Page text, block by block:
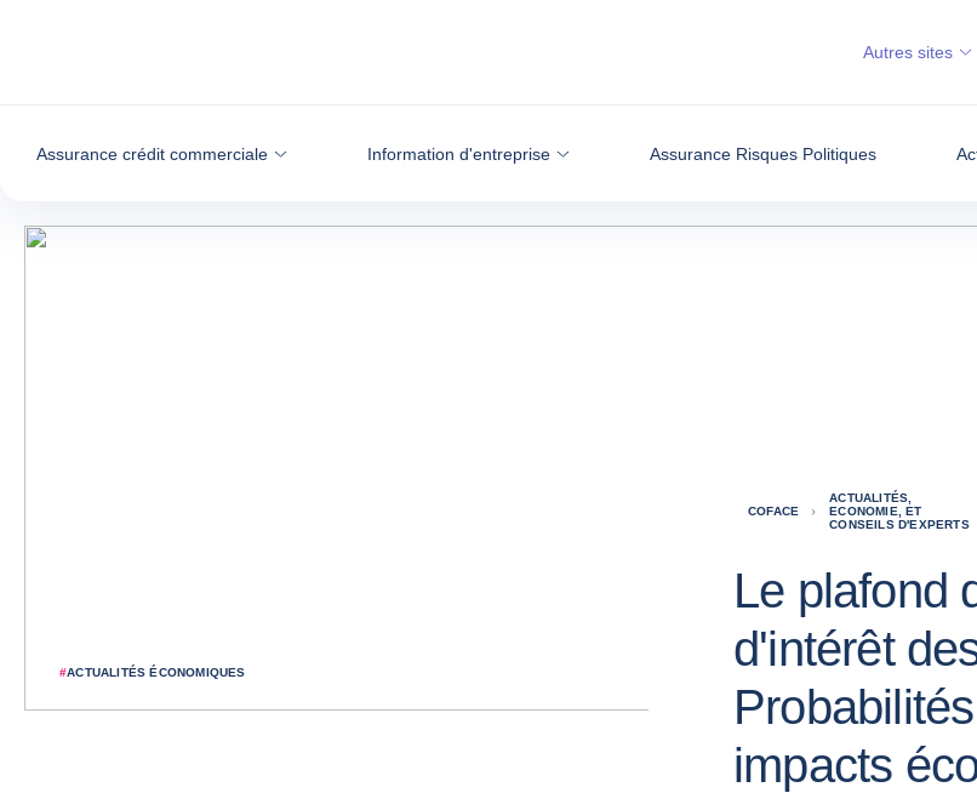
Assurance crédit commerciale Information d'entreprise Assurance Risques Politiques
Autres sites
#ACTUALITÉS ÉCONOMIQUES
COFACE
ACTUALITÉS,
ECONOMIE, ET
CONSEILS D'EXPERTS
Le plafond
d'intérêt
impacts